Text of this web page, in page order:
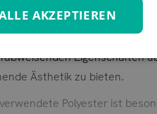
Eigenschaften
Ästhetik zu bieten.
Polyester ist
AKZEPTIEREN